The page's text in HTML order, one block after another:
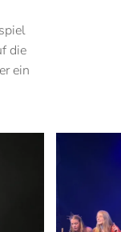
die
ein